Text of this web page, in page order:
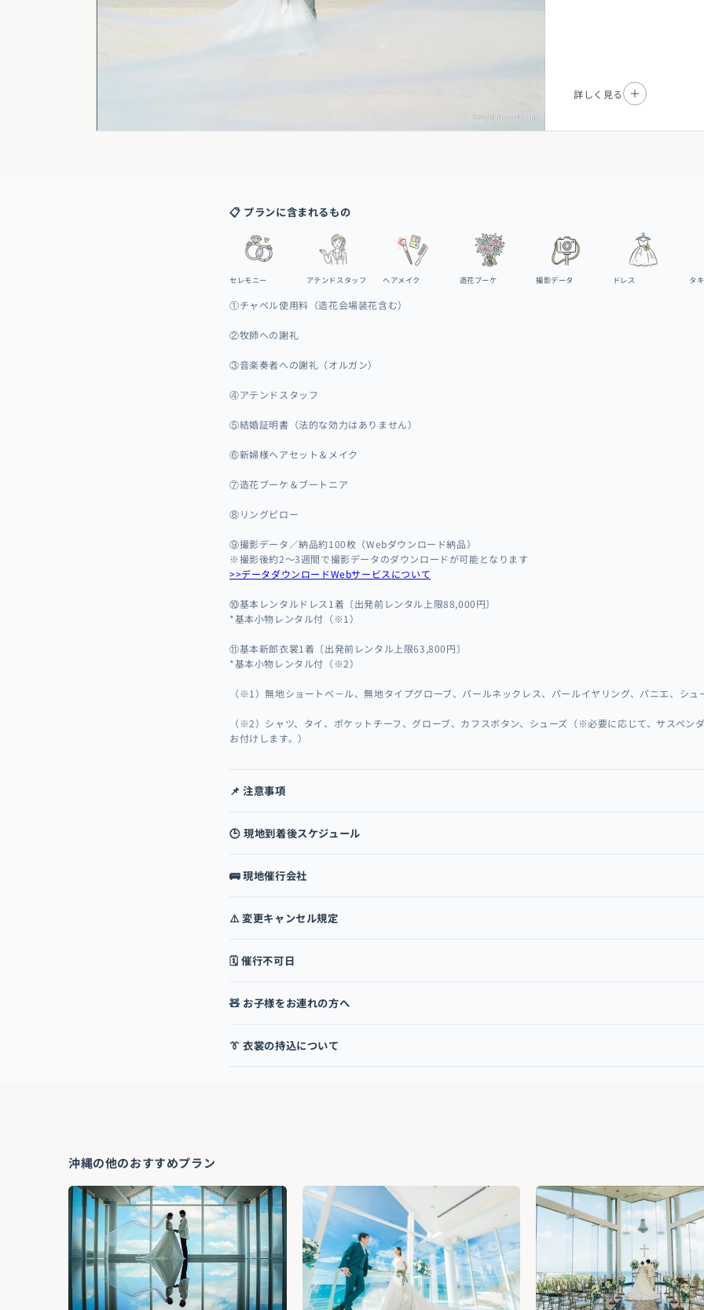
詳しく見る
📋 プランに含まれるもの
セレモニー アテンドスタッフ ヘアメイク 造花ブーケ 撮影データ ドレス タ
①チャペル使用料（造花会場装花含む）
②牧師への謝礼
③音楽奏者への謝礼（オルガン）
④アテンドスタッフ
⑤結婚証明書（法的な効力はありません）
⑥新婦様ヘアセット＆メイク
⑦造花ブーケ＆ブートニア
⑧リングピロー
⑨撮影データ／納品約100枚（Webダウンロード納品）
※撮影後約2～3週間で撮影データのダウンロードが可能となります
>>データダウンロードWebサービスについて
⑩基本レンタルドレス1着〔出発前レンタル上限88,000円〕
*基本小物レンタル付（※1）
⑪基本新郎衣裳1着〔出発前レンタル上限63,800円〕
*基本小物レンタル付（※2）
（※1）無地ショートベ－ル、無地タイプグローブ、パールネックレス、パールイヤリング、パニエ、シュ
（※2）シャツ、タイ、ポケットチーフ、グローブ、カフスボタン、シューズ（※必要に応じて、サスペン
お付けします。）
📌 注意事項
🕒 現地到着後スケジュール
🚌 現地催行会社
⚠️ 変更キャンセル規定
🗓️ 催行不可日
🧸 お子様をお連れの方へ
👔 衣裳の持込について
沖縄の他のおすすめプラン